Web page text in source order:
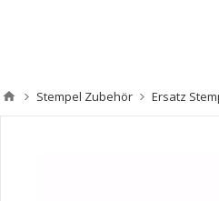
Stempel Zubehör Ersatz